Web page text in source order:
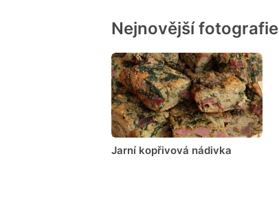
Nejnovější fotografie
Jarní kopřivová nádivka